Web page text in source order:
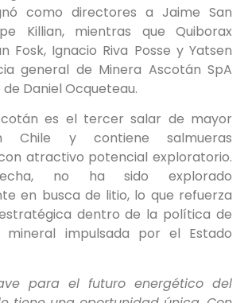
como directores a Jaime San
Killian, mientras que Quiborax
Fosk, Ignacio Riva Posse y Yatsen
general de Minera Ascotán SpA
Daniel Ocqueteau.
es el tercer salar de mayor
Chile y contiene salmueras
atractivo potencial exploratorio.
no ha sido explorado
en busca de litio, lo que refuerza
dentro de la política de
mineral impulsada por el Estado
para el futuro energético del